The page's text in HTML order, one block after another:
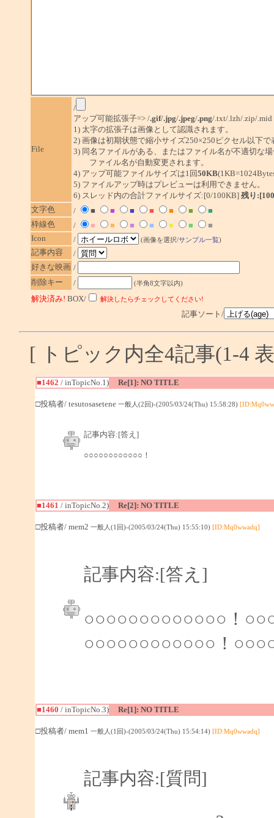
File
/
アップ可能拡張子=> /.gif/.jpg/.jpeg/.png/.txt/.lzh/.zip/.mid
1) 太字の拡張子は画像として認識されます。
2) 画像は初期状態で縮小サイズ250×250ピクセル以下で
3) 同名ファイルがある、またはファイル名が不適切な
ファイル名が自動変更されます。
4) アップ可能ファイルサイズは1回50KB
5) ファイルアップ時はプレビューは利用できません。
6) スレッド内の合計ファイルサイズ:[0/100KB] 残り
文字色
/ ■ ■ ■ ■ ■ ■
■
枠線色
/ ■ ■ ■ ■ ■ ■
■
Icon
/ (画像を選択/サンプル一覧)
記事内容
/
好きな映画 /
削除キー
/ (半角8文字以内)
解決済み! BOX/ 解決したらチェックしてください!
記事ソート/
[ トピック内全4記事(1-4
■1462 / inTopicNo.1) Re[1]: NO TITLE
□投稿者/ tesutosasetene 一般人(2回)-(2005/03/24(Thu) 15:58:28)
記事内容:[答え]
○○○○○○○○○○○○！
■1461 / inTopicNo.2) Re[2]: NO TITLE
□投稿者/ mem2 一般人(1回)-(2005/03/24(Thu) 15:55:10) [ID:Mq0wwadq]
記事内容:[答え]
○○○○○○○○○○○○○！
○○○○○○○○○○○○！
■1460 / inTopicNo.3) Re[1]: NO TITLE
□投稿者/ mem1 一般人(1回)-(2005/03/24(Thu) 15:54:14) [ID:Mq0wwadq]
記事内容:[質問]